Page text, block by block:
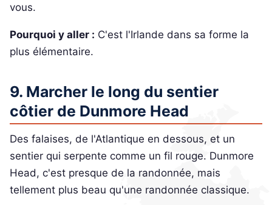
vous.
Pourquoi y aller : C'est l'Irlande dans sa forme la
plus élémentaire.
9. Marcher le long du sentier
côtier de Dunmore Head
Des falaises, de l'Atlantique en dessous, et un
sentier qui serpente comme un fil rouge. Dunmore
Head, c'est presque de la randonnée, mais
tellement plus beau qu'une randonnée classique.